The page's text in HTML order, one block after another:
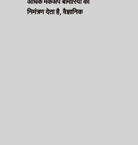
निमंत्र्ण देता है, वैज्ञानिक